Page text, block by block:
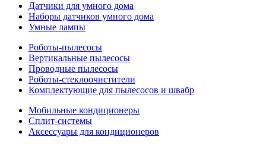
Датчики для умного дома
Наборы датчиков умного дома
Умные лампы
Роботы-пылесосы
Вертикальные пылесосы
Проводные пылесосы
Роботы-стеклоочистители
Комплектующие для пылесосов и швабр
Мобильные кондиционеры
Сплит-системы
Аксессуары для кондиционеров